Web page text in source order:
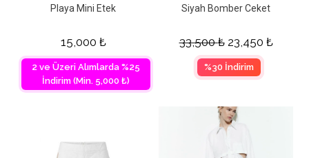
Playa Mini Etek
15,000 ₺
2 ve Üzeri Alımlarda %25
İndirim (Min. 5,000 ₺)
Siyah Bomber Ceket
33,500₺ 23,450 ₺
%30 İndirim